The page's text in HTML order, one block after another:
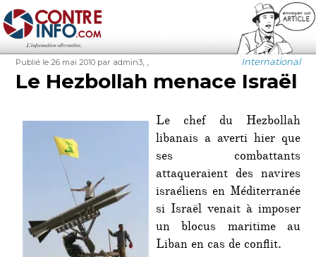
Contre-Info
Publié
le
Publié le 26 mai 2010 Auteur
par admin3 Catégories
International
Étiquettes
Le Hezbollah menace Israël
Le chef du Hezbollah
libanais a averti hier que
ses combattants
attaqueraient des navires
israéliens en Méditerranée
si Israël venait à imposer
un blocus maritime au
Liban en cas de conflit.